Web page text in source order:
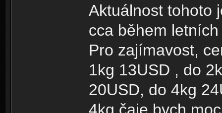
Aktuálnost tohoto
cca během
Pro zajímavost,
1kg 13USD , do
20USD, do 4kg
4kg čaje bych